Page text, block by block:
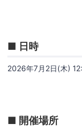
■ 日時
2026年7月2日(木)
■ 開催場所